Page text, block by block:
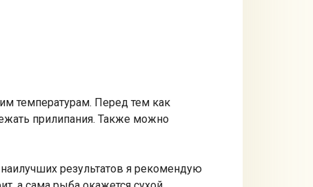
температурам. Перед тем как
прилипания. Также можно
результатов я рекомендую